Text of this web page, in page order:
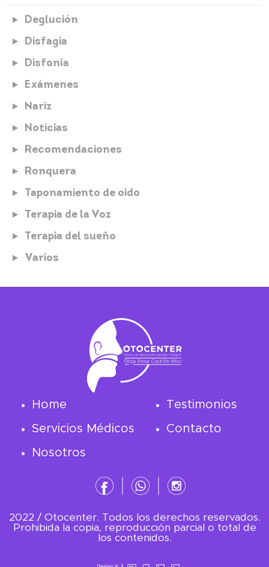
Deglución
Disfagia
Disfonía
Exámenes
Nariz
Noticias
Recomendaciones
Ronquera
Taponamiento de oido
Terapia de la Voz
Terapia del sueño
Varios
Home
Servicios Médicos
Nosotros
Testimonios
Contacto
2022 / Otocenter. Todos los derechos reservados.
Prohibida la copia, reproducción parcial o total de
los contenidos.